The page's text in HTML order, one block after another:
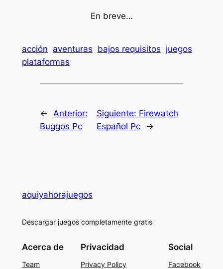
En breve…
acción aventuras bajos requisitos juegos
plataformas
← Anterior:
Buggos Pc
Siguiente: Firewatch
Español Pc
→
aquiyahorajuegos
Descargar juegos completamente gratis
Acerca de
Team
Privacidad
Privacy Policy
Social
Facebook